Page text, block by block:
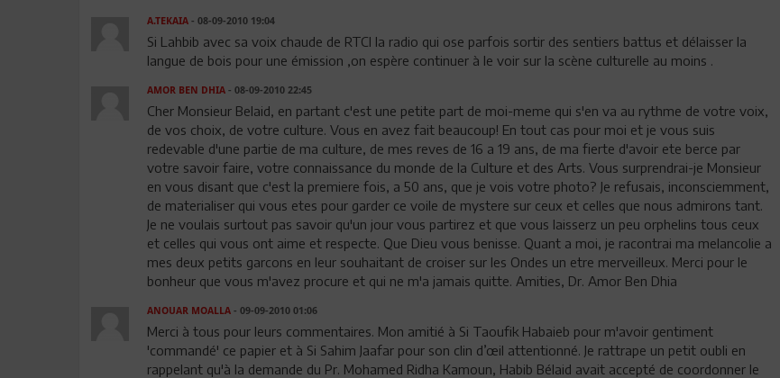
A.TEKAIA- 08-09-2010 19:04
Si Lahbib avec sa voix chaude de RTCI la radio qui ose parfois sortir des sentiers battus et délaisser la
langue de bois pour une émission ,on espère continuer à le voir sur la scène culturelle au moins .
AMOR BEN DHIA- 08-09-2010 22:45
Cher Monsieur Belaid, en partant c'est une petite part de moi-meme qui s'en va au rythme de votre voix,
de vos choix, de votre culture. Vous en avez fait beaucoup! En tout cas pour moi et je vous suis
redevable d'une partie de ma culture, de mes reves de 16 a 19 ans, de ma fierte d'avoir ete berce par
votre savoir faire, votre connaissance du monde de la Culture et des Arts. Vous surprendrai-je Monsieur
en vous disant que c'est la premiere fois, a 50 ans, que je vois votre photo? Je refusais, inconsciemment,
de materialiser qui vous etes pour garder ce voile de mystere sur ceux et celles que nous admirons tant.
Je ne voulais surtout pas savoir qu'un jour vous partirez et que vous laisserz un peu orphelins tous ceux
et celles qui vous ont aime et respecte. Que Dieu vous benisse. Quant a moi, je racontrai ma melancolie a
mes deux petits garcons en leur souhaitant de croiser sur les Ondes un etre merveilleux. Merci pour le
bonheur que vous m'avez procure et qui ne m'a jamais quitte. Amities, Dr. Amor Ben Dhia
ANOUAR MOALLA- 09-09-2010 01:06
Merci à tous pour leurs commentaires. Mon amitié à Si Taoufik Habaieb pour m'avoir gentiment
'commandé' ce papier et à Si Sahim Jaafar pour son clin d’œil attentionné. Je rattrape un petit oubli en
rappelant qu'à la demande du Pr. Mohamed Ridha Kamoun, Habib Bélaid avait accepté de coordonner le